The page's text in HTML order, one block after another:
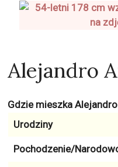
Alejandro
Gdzie mieszka
Urodziny
Pochodzenie/